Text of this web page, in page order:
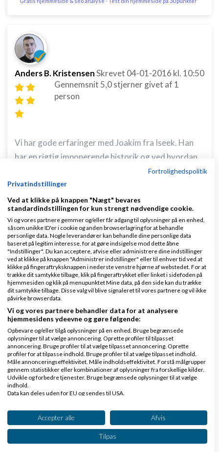
Anders B. KristensenSkrevet 04-01-2016 kl. 10:50
Gennemsnit 5,0stjerner givet af 1
person
Vi har gode erfaringer med Joakim fra Iseek. Han
har en rigtig imponerende historik og ved hvordan
Anders
Svar
Daniel Popovic Skrevet04-01-2016kl. 14:29
Emma:
snakke med og jeg har kun hørt godt om ham (og
hans SEO) rundt omkring.
Fortrolighedspolitik
Privatindstillinger
Ved at klikke på knappen "Nægt" bevares
standardindstillingen for kun strengt nødvendige cookie.
Vi og vores partnere gemmer og/eller får adgang til oplysninger på en enhed,
såsom unikke ID'er i cookie og anden browserlagring for at behandle
personlige data. Nogle leverandører kan behandle dine personlige data
baseret på legitim interesse, for at gøre indsigelse mod dette åbne
"Indstillinger". Du kan acceptere, afvise eller administrere dine indstillinger
ved at klikke på knappen "Administrer indstillinger" eller til enhver tid ved at
klikke på fingeraftryksknappen i nederste venstre hjørne af webstedet. For at
trække dit samtykke tilbage, klik på fingeraftrykket eller linket i sidefoden på
hjemmesiden og klik på menupunktet Mine data, på den side kan du trække
dit samtykke tilbage. Disse valg vil blive signaleret til vores partnere og vil ikke
påvirke browserdata.
Vi og vores partnere behandler data for at analysere
hjemmesidens ydeevne og gøre følgende:
Opbevare og/eller tilgå oplysninger på en enhed. Bruge begrænsede
oplysninger til at vælge annoncering. Oprette profiler til tilpasset
annoncering. Bruge profiler til at vælge tilpasset annoncering. Oprette
profiler for at tilpasse indhold. Bruge profiler til at vælge tilpasset indhold.
Måle annonceringseffektivitet. Måle indholdseffektivitet. Forstå målgrupper
gennem statistikker eller kombinationer af oplysninger fra forskellige kilder.
Udvikle og forbedre tjenester. Bruge begrænsede oplysninger til at vælge
indhold.
Data kan deles uden for EU og sendes til USA.
Se partnerliste (2 IAB-leverandører)
Vi bruger dine data til følgende formål:
IAB's behandlingsformål:
Accepter alle Afvis
Tilpas